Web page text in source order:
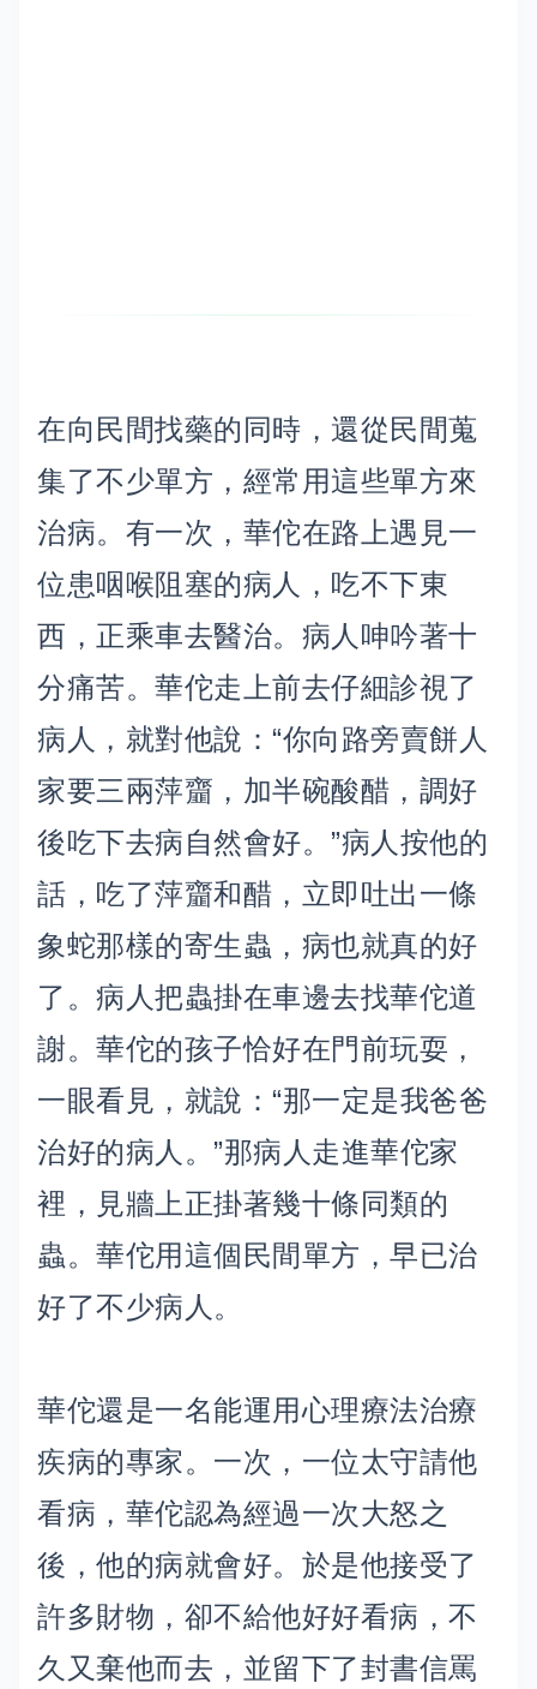
在向民間找藥的同時，還從民間蒐
集了不少單方，經常用這些單方來
治病。有一次，華佗在路上遇見一
位患咽喉阻塞的病人，吃不下東
西，正乘車去醫治。病人呻吟著十
分痛苦。華佗走上前去仔細診視了
病人，就對他說：“你向路旁賣餅人
家要三兩萍齏，加半碗酸醋，調好
後吃下去病自然會好。”病人按他的
話，吃了萍齏和醋，立即吐出一條
象蛇那樣的寄生蟲，病也就真的好
了。病人把蟲掛在車邊去找華佗道
謝。華佗的孩子恰好在門前玩耍，
一眼看見，就說：“那一定是我爸爸
治好的病人。”那病人走進華佗家
裡，見牆上正掛著幾十條同類的
蟲。華佗用這個民間單方，早已治
好了不少病人。
華佗還是一名能運用心理療法治療
疾病的專家。一次，一位太守請他
看病，華佗認為經過一次大怒之
後，他的病就會好。於是他接受了
許多財物，卻不給他好好看病，不
久又棄他而去，並留下了封書信罵